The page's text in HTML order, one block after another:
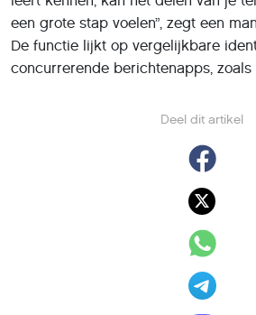
Deel dit artikel
een grote stap voelen”, zegt een
De functie lijkt op vergelijkbare
concurrerende berichtenapps, zoals